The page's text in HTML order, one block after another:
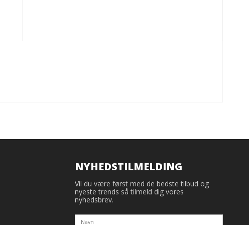
NYHEDSTILMELDING
Vil du være først med de bedste tilbud og
nyeste trends så tilmeld dig vores
nyhedsbrev.